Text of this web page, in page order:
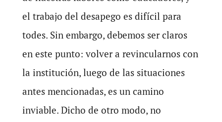
el trabajo del desapego es difícil para
todes. Sin embargo, debemos ser claros
en este punto: volver a revincularnos con
la institución, luego de las situaciones
antes mencionadas, es un camino
inviable. Dicho de otro modo, no